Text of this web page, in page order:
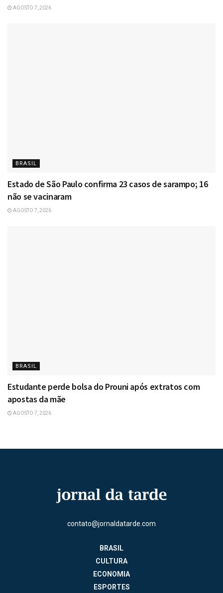
AGOSTO 7, 2026
BRASIL
Estado de São Paulo confirma 23 casos de sarampo; 16
não se vacinaram
AGOSTO 7, 2026
BRASIL
Estudante perde bolsa do Prouni após extratos com
apostas da mãe
AGOSTO 7, 2026
contato@jornaldatarde.com
BRASIL
CULTURA
ECONOMIA
ESPORTES